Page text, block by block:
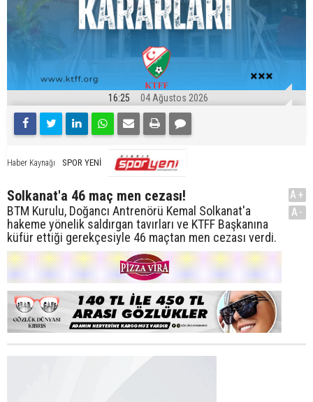
16:25 04 Ağustos 2026
Haber Kaynağı SPOR YENİ
Solkanat'a 46 maç men cezası!
BTM Kurulu, Doğancı Antrenörü Kemal Solkanat'a
hakeme yönelik saldırgan tavırları ve KTFF Başkanına
küfür ettiği gerekçesiyle 46 maçtan men cezası verdi.
A+
A-